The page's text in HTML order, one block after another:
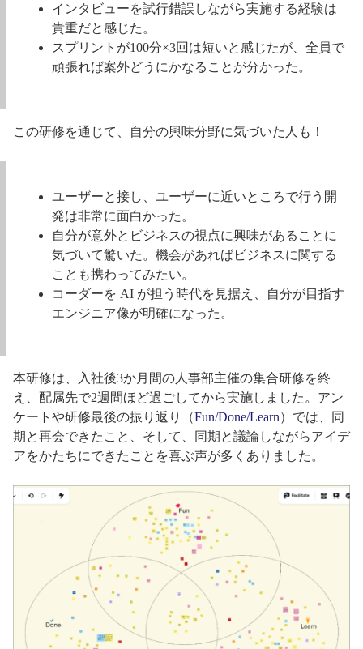
インタビューを試行錯誤しながら実施する経験は
貴重だと感じた。
スプリントが100分×3回は短いと感じたが、全員で
頑張れば案外どうにかなることが分かった。
この研修を通じて、自分の興味分野に気づいた人も！
ユーザーと接し、ユーザーに近いところで行う開
発は非常に面白かった。
自分が意外とビジネスの視点に興味があることに
気づいて驚いた。機会があればビジネスに関する
ことも携わってみたい。
コーダーを AI が担う時代を見据え、自分が目指す
エンジニア像が明確になった。
本研修は、入社後3か月間の人事部主催の集合研修を終
え、配属先で2週間ほど過ごしてから実施しました。アン
ケートや研修最後の振り返り（Fun/Done/Learn）では、同
期と再会できたこと、そして、同期と議論しながらアイデ
アをかたちにできたことを喜ぶ声が多くありました。